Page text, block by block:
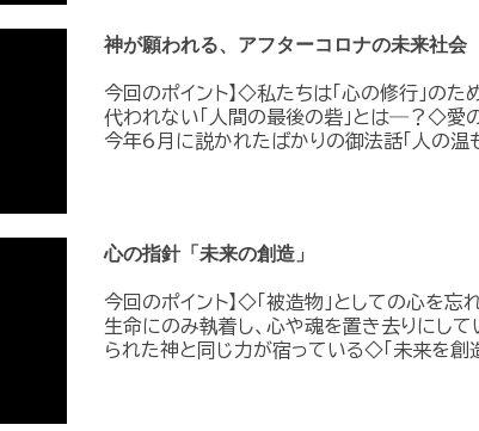
神が願われる、アフターコロナの未来社会
今回のポイント】◇私たちは「心の修行」の
代われない「人間の最後の砦」とは―？◇愛
今年6月に説かれたばかりの御法話「人の温
心の指針「未来の創造」
今回のポイント】◇「被造物」としての心を
生命にのみ執着し、心や魂を置き去りにし
られた神と同じ力が宿っている◇「未来を創